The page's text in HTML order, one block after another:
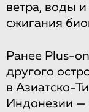
ветра, воды
сжигания
Ранее Plus-
другого
в Азиатско-
Индонезии —